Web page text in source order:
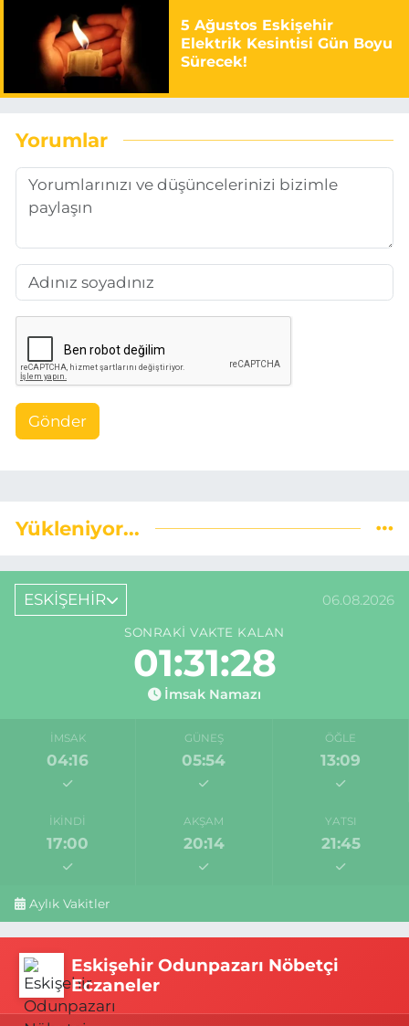
5 Ağustos Eskişehir
Elektrik Kesintisi Gün Boyu
Sürecek!
Yorumlar
Gönder
Yükleniyor...
ESKİŞEHİR 06.08.2026
SONRAKI VAKTE KALAN
01:31:27
İmsak Namazı
İMSAK
04:16
GÜNEŞ
05:54
ÖĞLE
13:09
İKINDI
17:00
AKŞAM
20:14
YATSI
21:45
Aylık Vakitler
Eskişehir Odunpazarı Nöbetçi
Eczaneler